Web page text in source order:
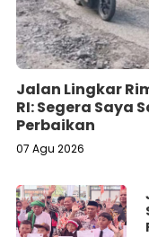
Jalan Lingkar
RI: Segera Saya
Perbaikan
07 Agu 2026